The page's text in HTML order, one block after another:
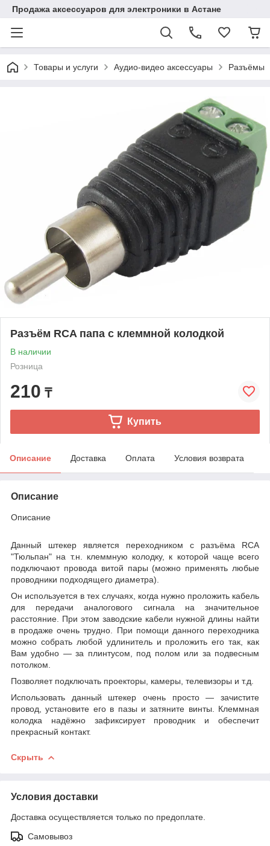
Продажа аксессуаров для электроники в Астане
Товары и услуги Аудио-видео аксессуары Разъёмы
Разъём RCA папа с клеммной колодкой
В наличии
Розница
210 ₸
Купить
Описание Доставка Оплата Условия возврата
Описание
Описание
Данный штекер является переходником с разъёма RCA
"Тюльпан" на т.н. клеммную колодку, к которой чаще всего
подключают провода витой пары (можно применять любые
проводники подходящего диаметра).
Он используется в тех случаях, когда нужно проложить кабель
для передачи аналогового сигнала на значительное
расстояние. При этом заводские кабели нужной длины найти
в продаже очень трудно. При помощи данного переходника
можно собрать любой удлинитель и проложить его так, как
Вам удобно ― за плинтусом, под полом или за подвесным
потолком.
Позволяет подключать проекторы, камеры, телевизоры и т.д.
Использовать данный штекер очень просто ― зачистите
провод, установите его в пазы и затяните винты. Клеммная
колодка надёжно зафиксирует проводник и обеспечит
прекрасный контакт.
Скрыть
Условия доставки
Доставка осуществляется только по предоплате.
Самовывоз